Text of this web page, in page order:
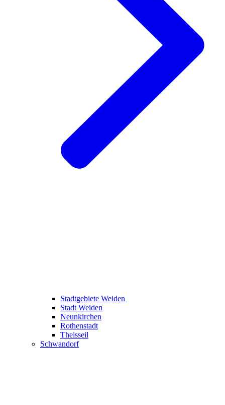
Stadtgebiete Weiden
Stadt Weiden
Neunkirchen
Rothenstadt
Theisseil
Schwandorf